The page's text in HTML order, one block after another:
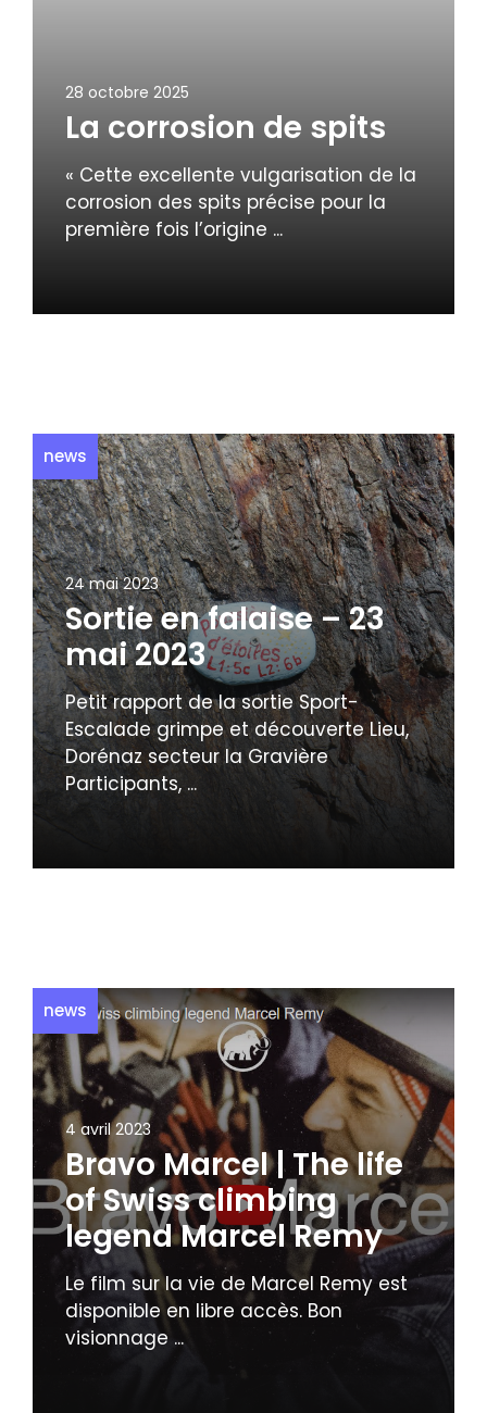
28 octobre 2025
La corrosion de spits
« Cette excellente vulgarisation de la
corrosion des spits précise pour la
première fois l’origine ...
news
24 mai 2023
Sortie en falaise – 23
mai 2023
Petit rapport de la sortie Sport-
Escalade grimpe et découverte Lieu,
Dorénaz secteur la Gravière
Participants, ...
news
4 avril 2023
Bravo Marcel | The life
of Swiss climbing
legend Marcel Remy
Le film sur la vie de Marcel Remy est
disponible en libre accès. Bon
visionnage ...